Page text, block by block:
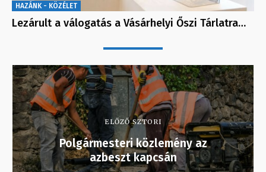
HAZÁNK - KÖZÉLET
Lezárult a válogatás a Vásárhelyi Őszi Tárlatra…
ELŐZŐ SZTORI
Polgármesteri közlemény az
azbeszt kapcsán